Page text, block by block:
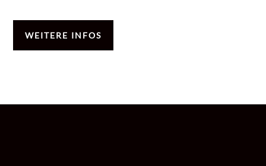
WEITERE INFOS